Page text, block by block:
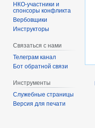
спонсоры конфликта
‏‎Вербовщики
Инструкторы
Связаться с нами
Телеграм канал
Бот обратной связи
Инструменты
Служебные страницы
Версия для печати